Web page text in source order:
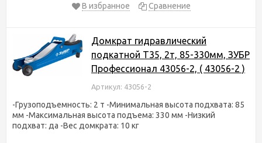
В избранное
Сравнение
Домкрат гидравлический
подкатной T35, 2т, 85-330мм, ЗУБР
Профессионал 43056-2, ( 43056-2 )
Артикул: 43056-2
-Грузоподъемность: 2 т -Минимальная высота подхвата: 85
мм -Максимальная высота подъема: 330 мм -Низкий
подхват: да -Вес домкрата: 10 кг